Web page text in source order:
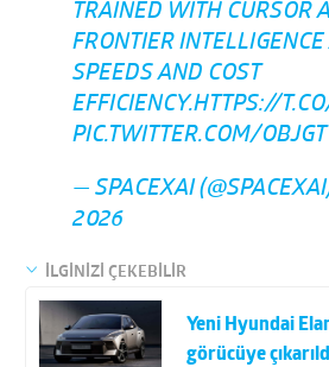
TRAINED WITH CURSOR
FRONTIER
SPEEDS AND COST
EFFICIENCY.HTTPS://
PIC.TWITTER.COM/
— SPACEXAI
2026
İLGİNİZİ ÇEKEBİLİR
Yeni Hyundai
görücüye